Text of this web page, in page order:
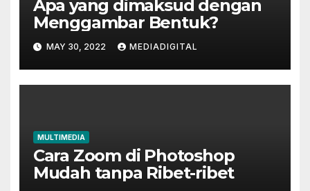
Apa yang dimaksud dengan
Menggambar Bentuk?
MAY 30, 2022 MEDIADIGITAL
MULTIMEDIA
Cara Zoom di Photoshop
Mudah tanpa Ribet-ribet